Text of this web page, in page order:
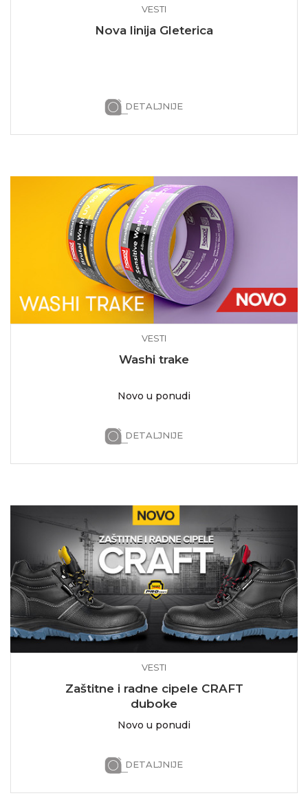
VESTI
Nova linija Gleterica
DETALJNIJE
VESTI
Washi trake
Novo u ponudi
DETALJNIJE
VESTI
Zaštitne i radne cipele CRAFT
duboke
Novo u ponudi
DETALJNIJE